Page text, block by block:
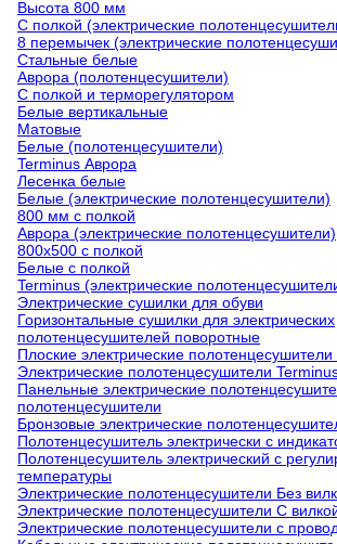
Высота 800 мм
С полкой (электрические
8 перемычек (электрические
Стальные белые
Аврора (полотенцесушители)
С полкой и терморегулятором
Белые вертикальные
Матовые
Белые (полотенцесушители)
Terminus Аврора
Лесенка белые
Белые (электрические полотенцесушители)
800 мм с полкой
Аврора (электрические полотенцесушители)
800х500 с полкой
Белые с полкой
Terminus (электрические
Электрические сушилки для обуви
Горизонтальные сушилки для электрических
полотенцесушителей поворотные
Плоские электрические
Электрические полотенцесушители
Панельные электрические
полотенцесушители
Бронзовые электрические
Полотенцесушитель электрически с
Полотенцесушитель электрический с
температуры
Электрические полотенцесушители Без
Электрические полотенцесушители С
Электрические полотенцесушители с